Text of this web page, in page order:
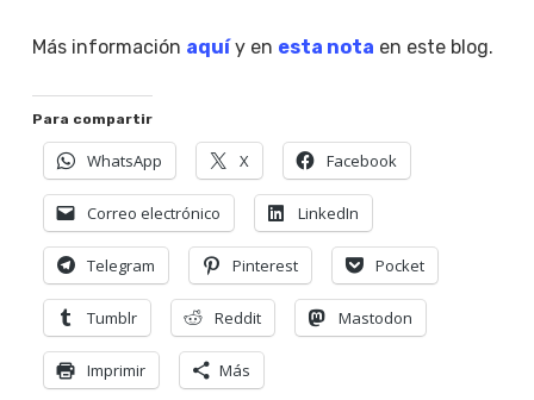
Más información aquíy en esta nota en este blog.
Para compartir
WhatsApp X Facebook
Correo electrónico LinkedIn
Telegram Pinterest Pocket
Tumblr Reddit Mastodon
Imprimir Más